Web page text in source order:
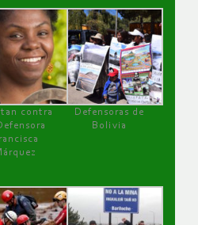
contra
Defensoras de
Bolivia